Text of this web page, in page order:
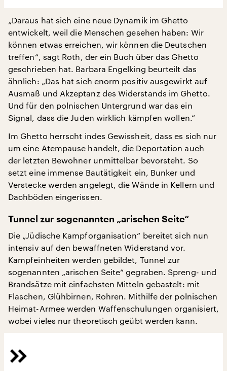
„Daraus hat sich eine neue Dynamik im Ghetto
entwickelt, weil die Menschen gesehen haben: Wir
können etwas erreichen, wir können die Deutschen
treffen“, sagt Roth, der ein Buch über das Ghetto
geschrieben hat. Barbara Engelking beurteilt das
ähnlich: „Das hat sich enorm positiv ausgewirkt auf
Ausmaß und Akzeptanz des Widerstands im Ghetto.
Und für den polnischen Untergrund war das ein
Signal, dass die Juden wirklich kämpfen wollen.“
Im Ghetto herrscht indes Gewissheit, dass es sich nur
um eine Atempause handelt, die Deportation auch
der letzten Bewohner unmittelbar bevorsteht. So
setzt eine immense Bautätigkeit ein, Bunker und
Verstecke werden angelegt, die Wände in Kellern und
Dachböden eingerissen.
Tunnel zur sogenannten „arischen Seite“
Die „Jüdische Kampforganisation“ bereitet sich nun
intensiv auf den bewaffneten Widerstand vor.
Kampfeinheiten werden gebildet, Tunnel zur
sogenannten „arischen Seite“ gegraben. Spreng- und
Brandsätze mit einfachsten Mitteln gebastelt: mit
Flaschen, Glühbirnen, Rohren. Mithilfe der polnischen
Heimat-Armee werden Waffenschulungen organisiert,
wobei vieles nur theoretisch geübt werden kann.